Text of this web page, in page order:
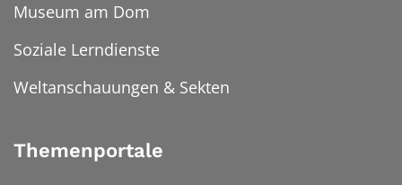
Museum am Dom
Soziale Lerndienste
Weltanschauungen & Sekten
Themenportale